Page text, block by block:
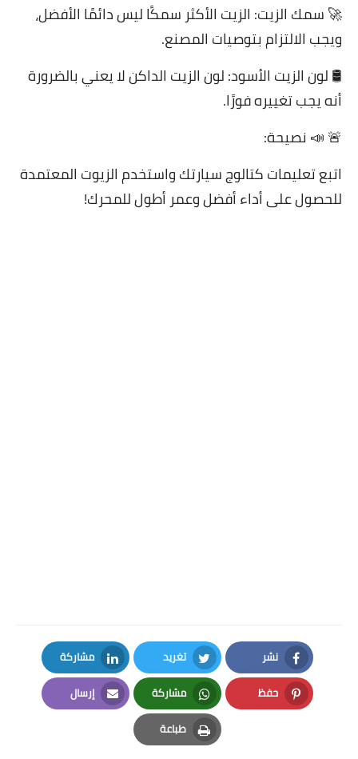
🚀 سمك الزيت: الزيت الأكثر سمكًا ليس دائمًا الأفضل،
ويجب الالتزام بتوصيات المصنع.
🛢 لون الزيت الأسود: لون الزيت الداكن لا يعني بالضرورة
أنه يجب تغييره فورًا.
🚨 📣 نصيحة:
اتبع تعليمات كتالوج سيارتك واستخدم الزيوت المعتمدة
للحصول على أداء أفضل وعمر أطول للمحرك!
نشر
Facebook
تغريد
Twitter
مشاركة
LinkedIn
حفظ
Pinterest
مشاركة
Whatsapp
إرسال
Email
طباعة
Print